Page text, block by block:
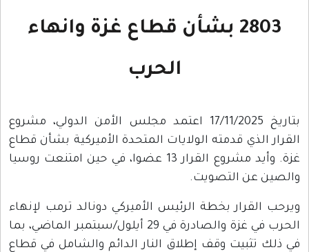
2803 بشأن قطاع غزة وانهاء
الحرب
بتاريخ 17/11/2025 اعتمد مجلس الأمن الدولي، مشروع
القرار الذي قدمته الولايات المتحدة الأميركية بشأن قطاع
غزة. وأيد مشروع القرار 13 عضوا، في حين امتنعت روسيا
والصين عن التصويت.
ويرحب القرار بخطة الرئيس الأميركي دونالد ترمب لإنهاء
الحرب في غزة والصادرة في 29 أيلول/سبتمبر الماضي، بما
في ذلك تثبيت وقف إطلاق النار الدائم والشامل في قطاع